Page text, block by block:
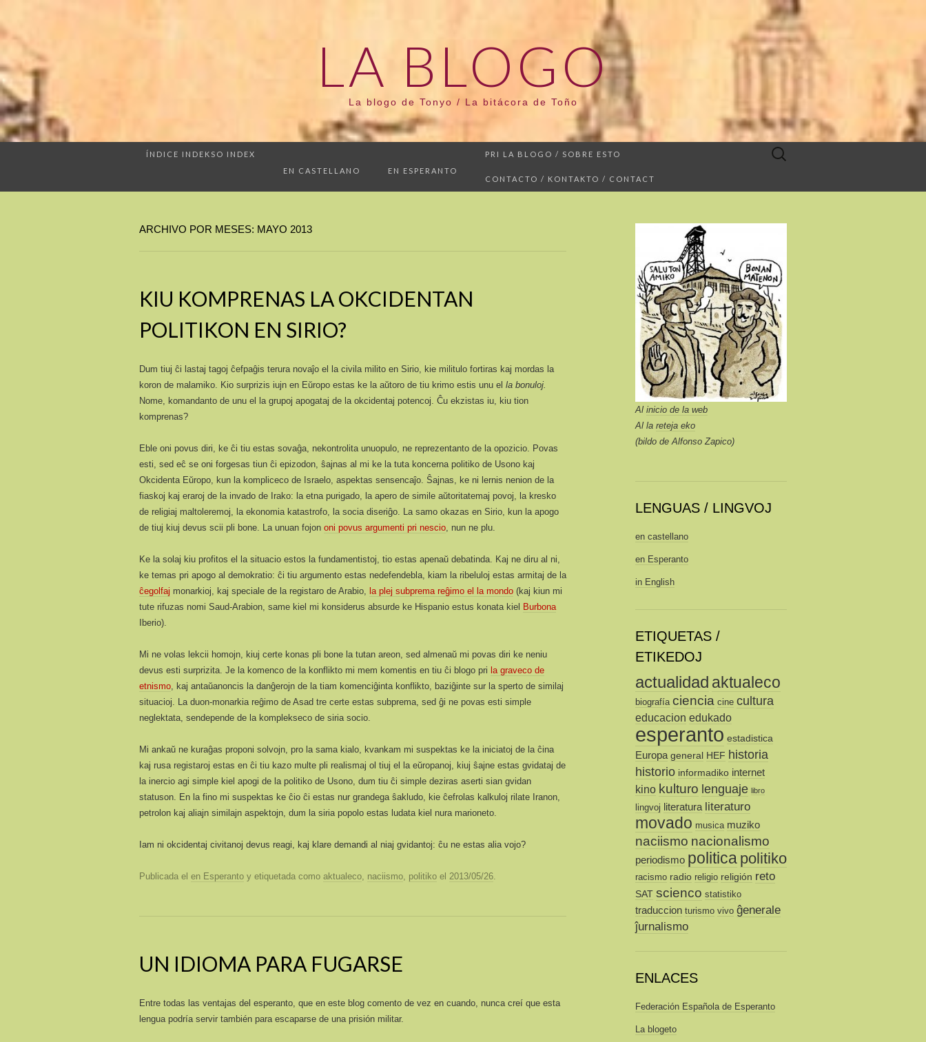
LA BLOGO
La blogo de Tonyo / La bitácora de Toño
ÍNDICE INDEKSO INDEX
EN CASTELLANO
EN ESPERANTO
PRI LA BLOGO / SOBRE ESTO
CONTACTO / KONTAKTO / CONTACT
Buscar:
ARCHIVO POR MESES: MAYO 2013
KIU KOMPRENAS LA OKCIDENTAN
POLITIKON EN SIRIO?
Dum tiuj ĉi lastaj tagoj ĉefpaĝis terura novaĵo el la civila milito en Sirio, kie militulo fortiras kaj mordas la
koron de malamiko. Kio surprizis iujn en Eŭropo estas ke la aŭtoro de tiu krimo estis unu el la bonuloj.
Nome, komandanto de unu el la grupoj apogataj de la okcidentaj potencoj. Ĉu ekzistas iu, kiu tion
komprenas?
Eble oni povus diri, ke ĉi tiu estas sovaĝa, nekontrolita unuopulo, ne reprezentanto de la opozicio. Povas
esti, sed eĉ se oni forgesas tiun ĉi epizodon, ŝajnas al mi ke la tuta koncerna politiko de Usono kaj
Okcidenta Eŭropo, kun la kompliceco de Israelo, aspektas sensencaĵo. Ŝajnas, ke ni lernis nenion de la
fiaskoj kaj eraroj de la invado de Irako: la etna purigado, la apero de simile aŭtoritatemaj povoj, la kresko
de religiaj maltoleremoj, la ekonomia katastrofo, la socia diseriĝo. La samo okazas en Sirio, kun la apogo
de tiuj kiuj devus scii pli bone. La unuan fojon oni povus argumenti pri nescio, nun ne plu.
Ke la solaj kiu profitos el la situacio estos la fundamentistoj, tio estas apenaŭ debatinda. Kaj ne diru al ni,
ke temas pri apogo al demokratio: ĉi tiu argumento estas nedefendebla, kiam la ribeluloj estas armitaj de la
ĉegolfaj monarkioj, kaj speciale de la registaro de Arabio, la plej subprema reĝimo el la mondo (kaj kiun mi
tute rifuzas nomi Saud-Arabion, same kiel mi konsiderus absurde ke Hispanio estus konata kiel Burbona
Iberio).
Mi ne volas lekcii homojn, kiuj certe konas pli bone la tutan areon, sed almenaŭ mi povas diri ke neniu
devus esti surprizita. Je la komenco de la konflikto mi mem komentis en tiu ĉi blogo pri la graveco de
etnismo, kaj antaŭanoncis la danĝerojn de la tiam komenciĝinta konflikto, baziĝinte sur la sperto de similaj
situacioj. La duon-monarkia reĝimo de Asad tre certe estas subprema, sed ĝi ne povas esti simple
neglektata, sendepende de la komplekseco de siria socio.
Mi ankaŭ ne kuraĝas proponi solvojn, pro la sama kialo, kvankam mi suspektas ke la iniciatoj de la ĉina
kaj rusa registaroj estas en ĉi tiu kazo multe pli realismaj ol tiuj el la eŭropanoj, kiuj ŝajne estas gvidataj de
la inercio agi simple kiel apogi de la politiko de Usono, dum tiu ĉi simple deziras aserti sian gvidan
statuson. En la fino mi suspektas ke ĉio ĉi estas nur grandega ŝakludo, kie ĉefrolas kalkuloj rilate Iranon,
petrolon kaj aliajn similajn aspektojn, dum la siria popolo estas ludata kiel nura marioneto.
Iam ni okcidentaj civitanoj devus reagi, kaj klare demandi al niaj gvidantoj: ĉu ne estas alia vojo?
Publicada el en Esperanto y etiquetada como aktualeco, naciismo, politiko el 2013/05/26.
UN IDIOMA PARA FUGARSE
Entre todas las ventajas del esperanto, que en este blog comento de vez en cuando, nunca creí que esta
lengua podría servir también para escaparse de una prisión militar.
Al inicio de la web
Al la reteja eko
(bildo de Alfonso Zapico)
LENGUAS / LINGVOJ
en castellano
en Esperanto
in English
ETIQUETAS /
ETIKEDOJ
actualidad aktualeco
biografía ciencia cine cultura
educacion edukado
esperanto estadistica
Europa general HEF historia
historio informadiko internet
kino kulturo lenguaje libro
lingvoj literatura literaturo
movado musica muziko
naciismo nacionalismo
periodismo politica politiko
racismo radio religio religión reto
SAT scienco statistiko
traduccion turismo vivo ĝenerale
ĵurnalismo
ENLACES
Federación Española de Esperanto
La blogeto